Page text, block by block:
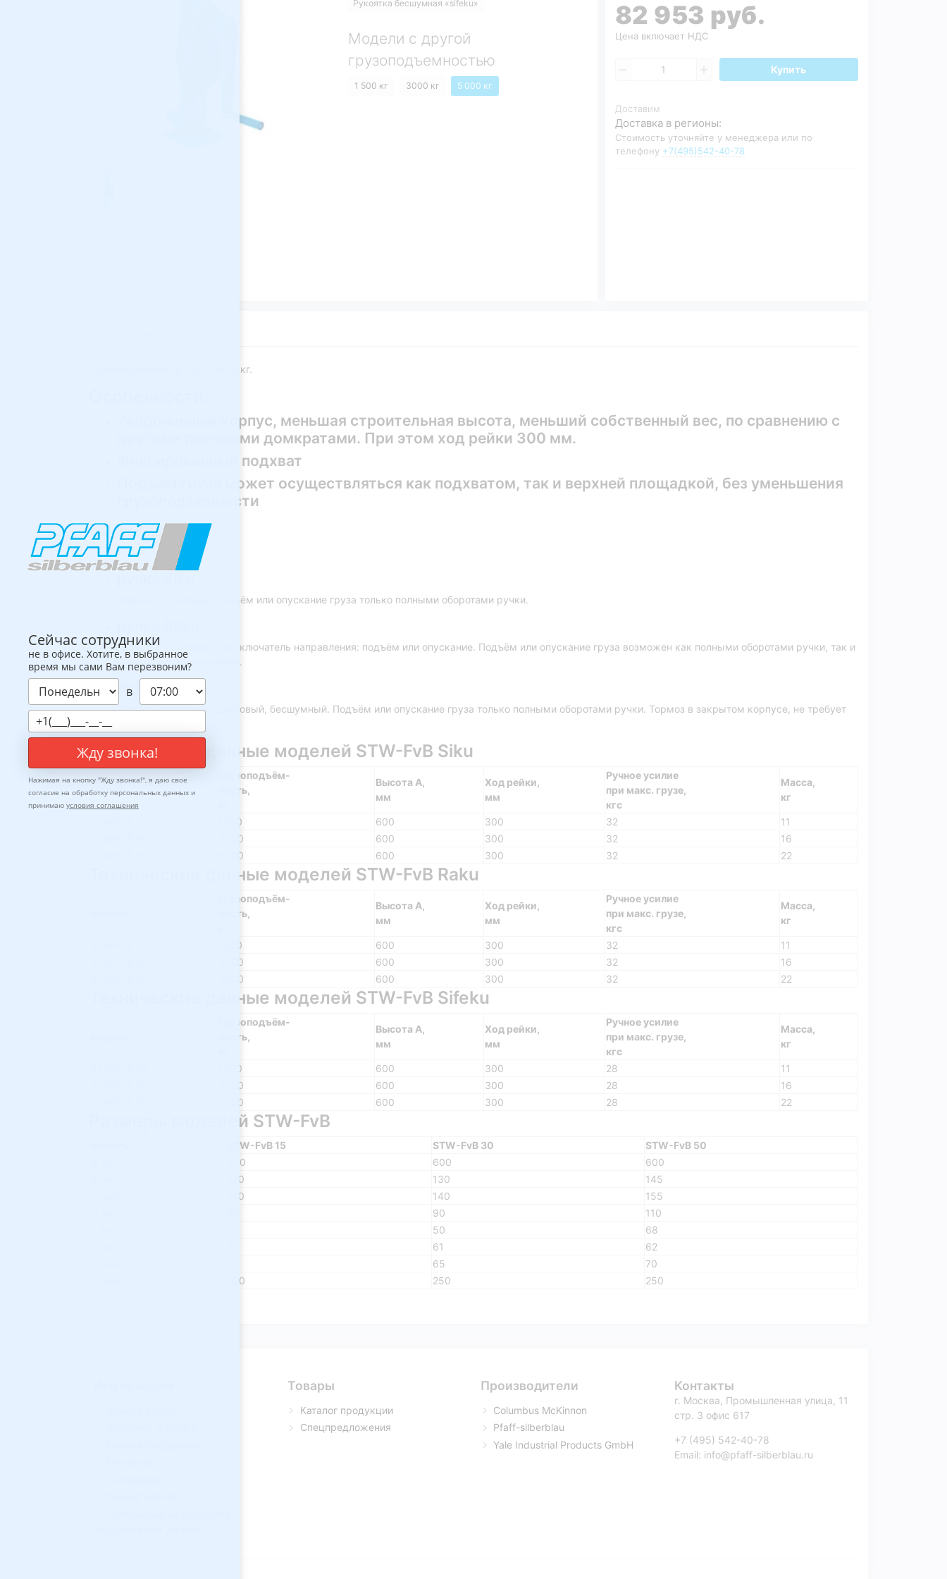
Рукоятка бесшумная «sifeku»
Модели с другой
грузоподъемностью
1 500 кг 3000 кг 5 000 кг
82 953 руб.
Цена включает НДС
Купить
Доставим
Доставка в регионы:
Стоимость уточняйте у менеджера или по
телефону +7(495)542-40-78
Грузоподъёмность 1500-5000 кг.
Укороченный корпус, меньшая строительная высота, меньший собственный вес, по сравнению с
другими реечными домкратами. При этом ход рейки 300 мм.
Фиксированный подхват
Подъём груза может осуществляться как подхватом, так и верхней площадкой, без уменьшения
грузоподъёмности
На заказ
Тормоз – храповик. Подъём или опускание груза только полными оборотами ручки.
Тормоз – храповик. Переключатель направления: подъём или опускание. Подъём или опускание груза возможен как полными оборотами ручки, так и
качающими движениями.
ручка Sifeku
Тормоз – пружинно-дисковый, бесшумный. Подъём или опускание груза только полными оборотами ручки. Тормоз в закрытом корпусе, не требует
Технические данные моделей STW-FvB Siku
Модель
Грузоподъём-
ность,
Высота А,
мм
Ход рейки,
мм
Ручное усилие
при макс. грузе,
кгс
Масса,
кг
1500 600 300 32
11
3000 600 300 32
16
5000 600 300 32 22
Технические данные моделей STW-FvB Raku
Грузоподъём-
ность,
Высота А,
мм
Ход рейки,
мм
Ручное усилие
при макс. грузе,
кгс
Масса,
кг
1500 600 300 32
11
3000 600 300 32
16
5000 600 300 32 22
Технические данные моделей STW-FvB Sifeku
Грузоподъём-
ность,
Высота А,
мм
Ход рейки,
мм
Ручное усилие
при макс. грузе,
кгс
Масса,
кг
1500 600 300 28
11
3000 600 300 28
16
5000 600 300 28 22
Размеры моделей STW-FvB
STW-FvB 15 STW-FvB 30
STW-FvB 50
600 600
600
130 130
145
140 140
155
90
110
50
68
61
62
65
70
200 250 250
Товары
Каталог продукции
Спецпредложения
Производители
Columbus McKinnon
Pfaff-silberblau
Yale Industrial Products GmbH
Контакты
г. Москва, Промышленная улица, 11
стр. 3 офис 617
+7 (495) 542-40-78
Email: info@pfaff-silberblau.ru
Сейчас сотрудники
не в офисе. Хотите, в выбранное
время мы сами Вам перезвоним?
в
Жду звонка!
Нажимая на кнопку "Жду звонка!", я даю свое
согласие на обработку персональных данных и
принимаю условия соглашения